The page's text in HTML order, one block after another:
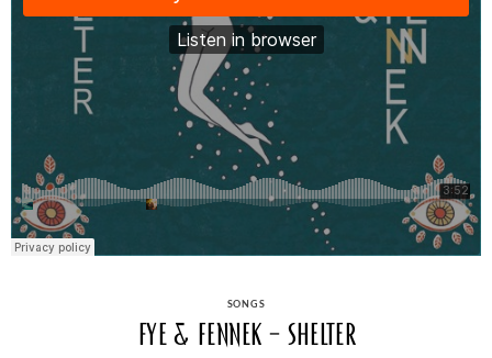
CATEGORIES
SONGS
FYE & FENNEK – Shelter